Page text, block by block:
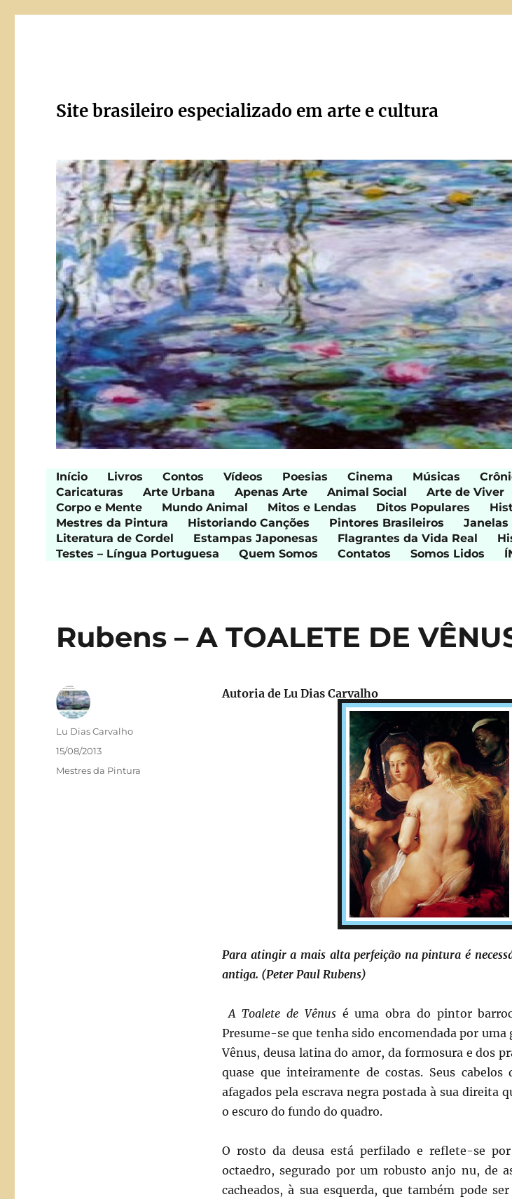
Site brasileiro especializado em arte e cultura
Início Livros Contos Vídeos Poesias Cinema Músicas
Caricaturas
Arte Urbana Apenas Arte Animal Social Arte de Viver
Corpo e Mente
Mundo Animal Mitos e Lendas Ditos Populares
Mestres da Pintura
Historiando Canções Pintores Brasileiros
Literatura de Cordel
Estampas Japonesas Flagrantes da Vida Real
Testes – Língua Portuguesa
Quem Somos Contatos Somos Lidos
Rubens – A TOALETE DE
Autoria de Lu Dias Carvalho
Para atingir a mais alta perfeição na pintura é
antiga. (Peter Paul Rubens)
A Toalete de Vênus é uma obra do pintor
Presume-se que tenha sido encomendada por uma
Vênus, deusa latina do amor, da formosura e dos
quase que inteiramente de costas. Seus cabelos
afagados pela escrava negra postada à sua direita
o escuro do fundo do quadro.
O rosto da deusa está perfilado e reflete-se
octaedro, segurado por um robusto anjo nu, de
cacheados, à sua esquerda, que também pode
Autor
Lu Dias Carvalho
Publicado
em
15/08/2013
Categorias
Mestres da Pintura